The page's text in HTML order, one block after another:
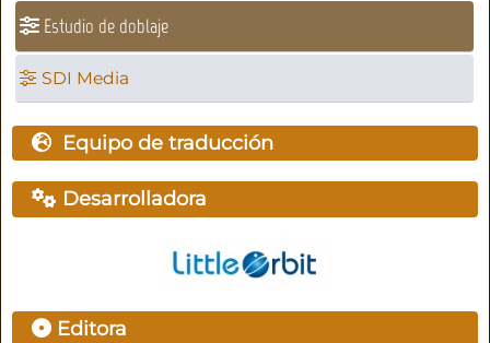
Estudio de doblaje
SDI Media
Equipo de traducción
Desarrolladora
Editora